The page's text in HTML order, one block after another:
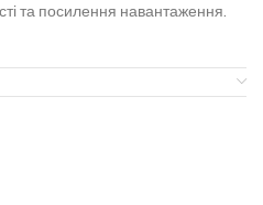
та посилення навантаження.